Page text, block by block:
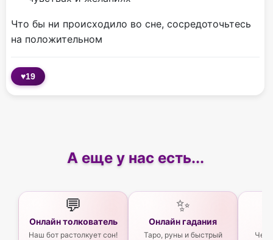
Что бы ни происходило во сне, сосредоточьтесь
на положительном
♥19
А еще у нас есть...
💬
Онлайн толкователь
Наш бот растолкует сон!
✨
Онлайн гадания
Таро, руны и быстрый